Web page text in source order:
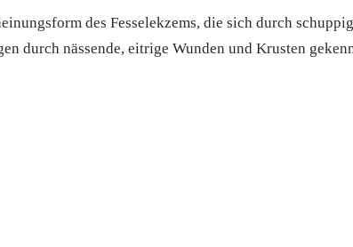
des Fesselekzems, die sich durch
durch nässende, eitrige Wunden und Krusten